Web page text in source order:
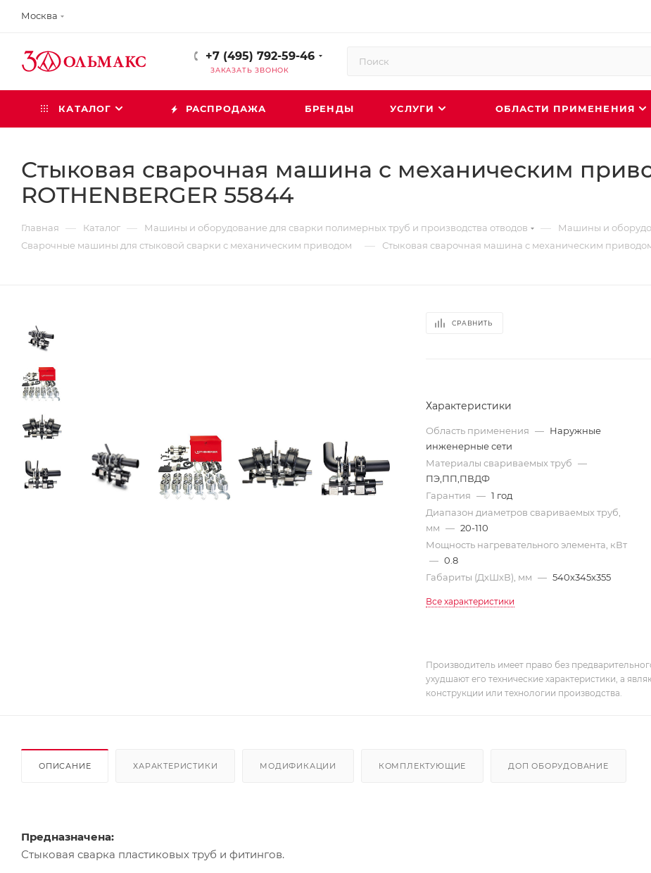
Москва
+7 (495) 792-59-46
ЗАКАЗАТЬ ЗВОНОК
КАТАЛОГ РАСПРОДАЖА БРЕНДЫ УСЛУГИ ОБЛАСТИ ПРИМЕНЕНИЯ
Стыковая сварочная машина с механическим
ROTHENBERGER 55844
Главная — Каталог — Машины и оборудование для сварки полимерных труб и производства отводов — Машины и
Сварочные машины для стыковой сварки с механическим приводом — Стыковая сварочная машина с механическим приводом
СРАВНИТЬ
Характеристики
Область применения — Наружные
инженерные сети
Материалы свариваемых труб —
ПЭ,ПП,ПВДФ
Гарантия — 1 год
Диапазон диаметров свариваемых труб,
мм — 20-110
Мощность нагревательного элемента, кВт
— 0.8
Габариты (ДхШхВ), мм — 540x345х355
Все характеристики
Производитель имеет право без
ухудшают его технические характеристики, а
конструкции или технологии производства.
ОПИСАНИЕ ХАРАКТЕРИСТИКИ МОДИФИКАЦИИ КОМПЛЕКТУЮЩИЕ ДОП ОБОРУДОВАНИЕ
Предназначена:
Стыковая сварка пластиковых труб и фитингов.